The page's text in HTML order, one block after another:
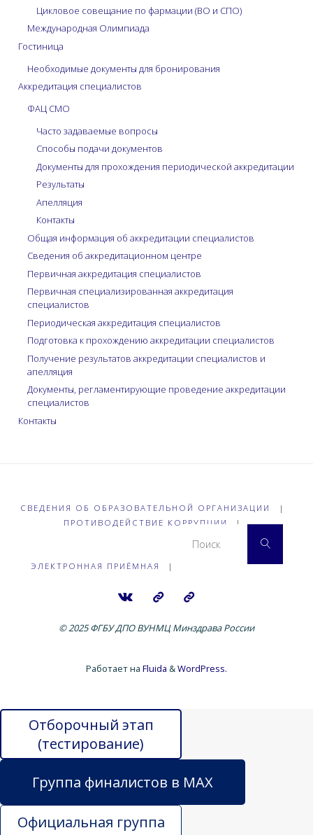
Цикловое совещание по фармации (ВО и СПО)
Международная Олимпиада
Гостиница
Необходимые документы для бронирования
Аккредитация специалистов
ФАЦ СМО
Часто задаваемые вопросы
Способы подачи документов
Документы для прохождения периодической аккредитации
Результаты
Апелляция
Контакты
Общая информация об аккредитации специалистов
Сведения об аккредитационном центре
Первичная аккредитация специалистов
Первичная специализированная аккредитация
специалистов
Периодическая аккредитация специалистов
Подготовка к прохождению аккредитации специалистов
Получение результатов аккредитации специалистов и
апелляция
Документы, регламентирующие проведение аккредитации
специалистов
Контакты
СВЕДЕНИЯ ОБ ОБРАЗОВАТЕЛЬНОЙ ОРГАНИЗАЦИИ
|
ПРОТИВОДЕЙСТВИЕ КОРРУПЦИИ
|
ЭЛЕКТРОННАЯ ПРИЁМНАЯ |
Поиск
© 2025 ФГБУ ДПО ВУНМЦ Минздрава России
Работает на Fluida &WordPress.
Отборочный этап
(тестирование)
Группа финалистов в MAX
Официальная группа